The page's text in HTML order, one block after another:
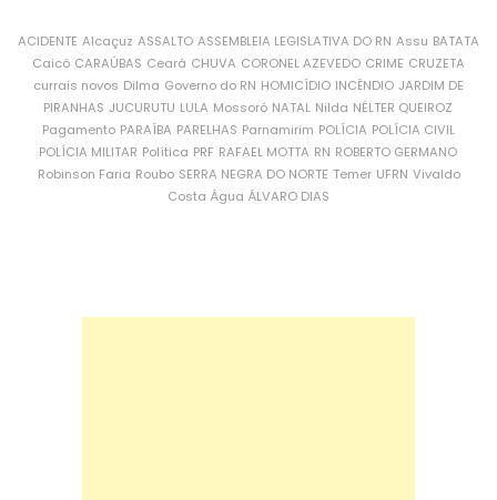
ACIDENTE Alcaçuz ASSALTO ASSEMBLEIA LEGISLATIVA DO RN Assu BATATA
Caicó CARAÚBAS Ceará CHUVA CORONEL AZEVEDO CRIME CRUZETA
currais novos Dilma Governo do RN HOMICÍDIO INCÊNDIO JARDIM DE
PIRANHAS JUCURUTU LULA Mossoró NATAL Nilda NÉLTER QUEIROZ
Pagamento PARAÍBA PARELHAS Parnamirim POLÍCIA POLÍCIA CIVIL
POLÍCIA MILITAR Política PRF RAFAEL MOTTA RN ROBERTO GERMANO
Robinson Faria Roubo SERRA NEGRA DO NORTE Temer UFRN Vivaldo
Costa Água ÁLVARO DIAS